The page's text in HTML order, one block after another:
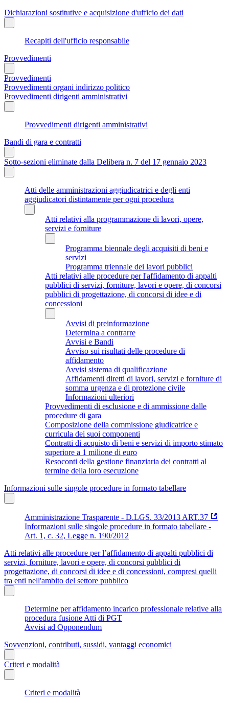
Dichiarazioni sostitutive e acquisizione d'ufficio dei dati
Recapiti dell'ufficio responsabile
Provvedimenti
Provvedimenti
Provvedimenti organi indirizzo politico
Provvedimenti dirigenti amministrativi
Provvedimenti dirigenti amministrativi
Bandi di gara e contratti
Sotto-sezioni eliminate dalla Delibera n. 7 del 17 gennaio 2023
Atti delle amministrazioni aggiudicatrici e degli enti
aggiudicatori distintamente per ogni procedura
Atti relativi alla programmazione di lavori, opere,
servizi e forniture
Programma biennale degli acquisiti di beni e
servizi
Programma triennale dei lavori pubblici
Atti relativi alle procedure per l'affidamento di appalti
pubblici di servizi, forniture, lavori e opere, di concorsi
pubblici di progettazione, di concorsi di idee e di
concessioni
Avvisi di preinformazione
Determina a contrarre
Avvisi e Bandi
Avviso sui risultati delle procedure di
affidamento
Avvisi sistema di qualificazione
Affidamenti diretti di lavori, servizi e forniture di
somma urgenza e di protezione civile
Informazioni ulteriori
Provvedimenti di esclusione e di ammissione dalle
procedure di gara
Composizione della commissione giudicatrice e
curricula dei suoi componenti
Contratti di acquisto di beni e servizi di importo stimato
superiore a 1 milione di euro
Resoconti della gestione finanziaria dei contratti al
termine della loro esecuzione
Informazioni sulle singole procedure in formato tabellare
Amministrazione Trasparente - D.LGS. 33/2013 ART.37
Informazioni sulle singole procedure in formato tabellare -
Art. 1, c. 32, Legge n. 190/2012
Atti relativi alle procedure per l’affidamento di appalti pubblici di
servizi, forniture, lavori e opere, di concorsi pubblici di
progettazione, di concorsi di idee e di concessioni, compresi quelli
tra enti nell'ambito del settore pubblico
Determine per affidamento incarico professionale relative alla
procedura fusione Atti di PGT
Avvisi ad Opponendum
Sovvenzioni, contributi, sussidi, vantaggi economici
Criteri e modalità
Criteri e modalità